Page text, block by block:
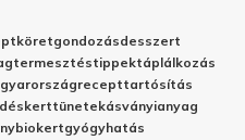
köretgondozásdesszert
termesztéstippektáplálkozás
recepttartósítás
kerttünetekásványianyag
biokertgyógyhatás